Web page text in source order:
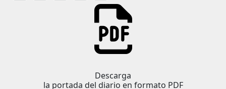
Descarga
la portada del diario en formato PDF